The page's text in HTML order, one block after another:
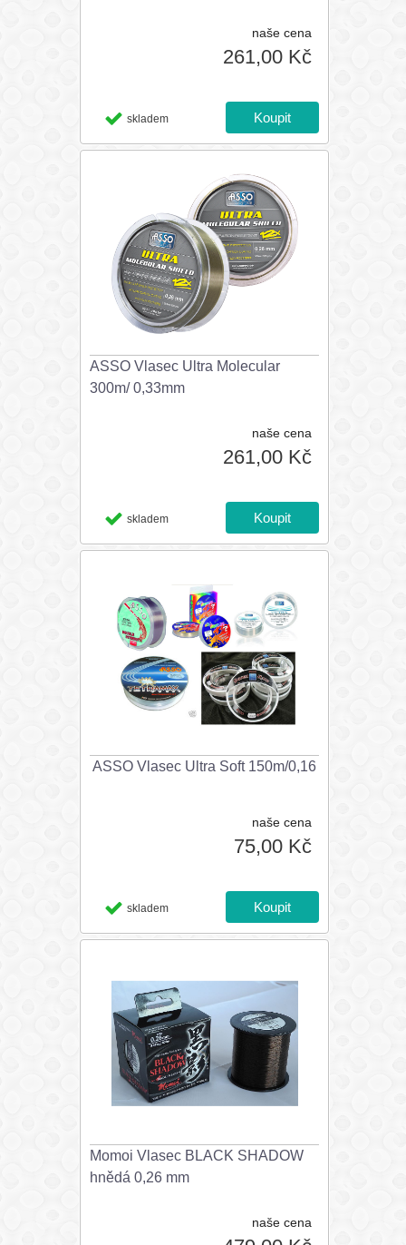
naše cena
261,00 Kč
skladem
ASSO Vlasec Ultra Molecular
300m/ 0,33mm
naše cena
261,00 Kč
skladem
ASSO Vlasec Ultra Soft 150m/0,16
naše cena
75,00 Kč
skladem
Momoi Vlasec BLACK SHADOW
hnědá 0,26 mm
naše cena